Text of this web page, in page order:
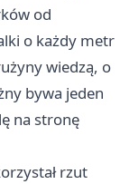
od
o każdy metr
wiedzą, o
bywa jeden
na stronę
rzut